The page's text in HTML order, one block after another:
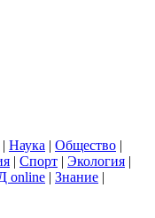
| Наука | Общество |
| Спорт | Экология |
online | Знание |